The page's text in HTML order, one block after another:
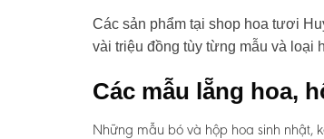
Các sản phẩm tại shop hoa tươi
vài triệu đồng tùy từng mẫu và loại
Các mẫu lẵng hoa,
Những mẫu bó và hộp hoa sinh nhật,